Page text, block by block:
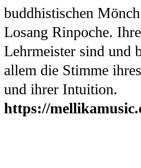
buddhistischen
Losang Rinpoche.
Lehrmeister sind und
allem die Stimme
und ihrer Intuition.
https://